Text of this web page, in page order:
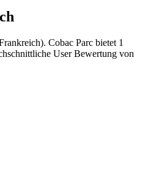
Cobac Parc bietet 1
User Bewertung von